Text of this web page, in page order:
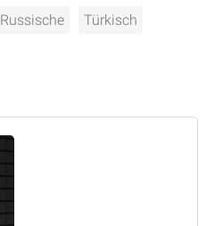
Russische Türkisch